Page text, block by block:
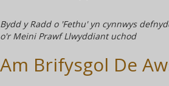
Bydd y Radd o 'Fethu' yn cynnwys
o'r Meini Prawf Llwyddiant uchod
Am Brifysgol De